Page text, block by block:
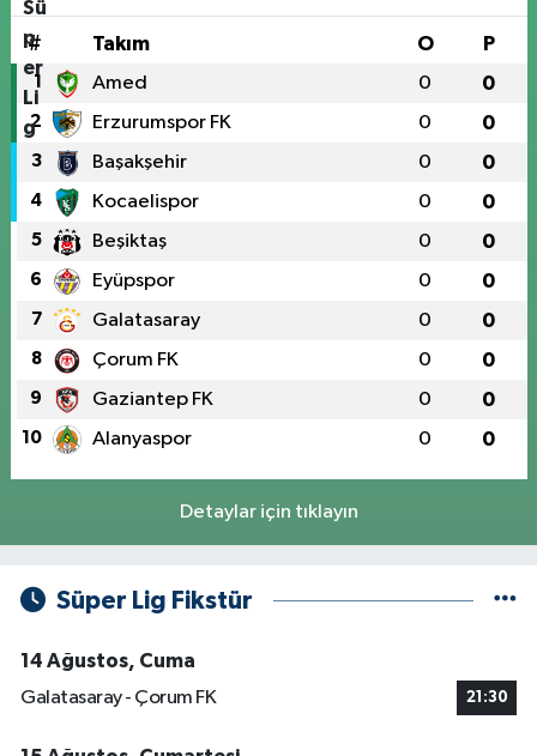
# Takım O P
1 Amed 0 0
2 Erzurumspor FK 0 0
3 Başakşehir 0 0
4 Kocaelispor 0 0
5 Beşiktaş 0 0
6 Eyüpspor 0 0
7 Galatasaray 0 0
8 Çorum FK 0 0
9 Gaziantep FK 0 0
10 Alanyaspor 0 0
Detaylar için tıklayın
Süper Lig Fikstür
14 Ağustos, Cuma
Galatasaray - Çorum FK
21:30